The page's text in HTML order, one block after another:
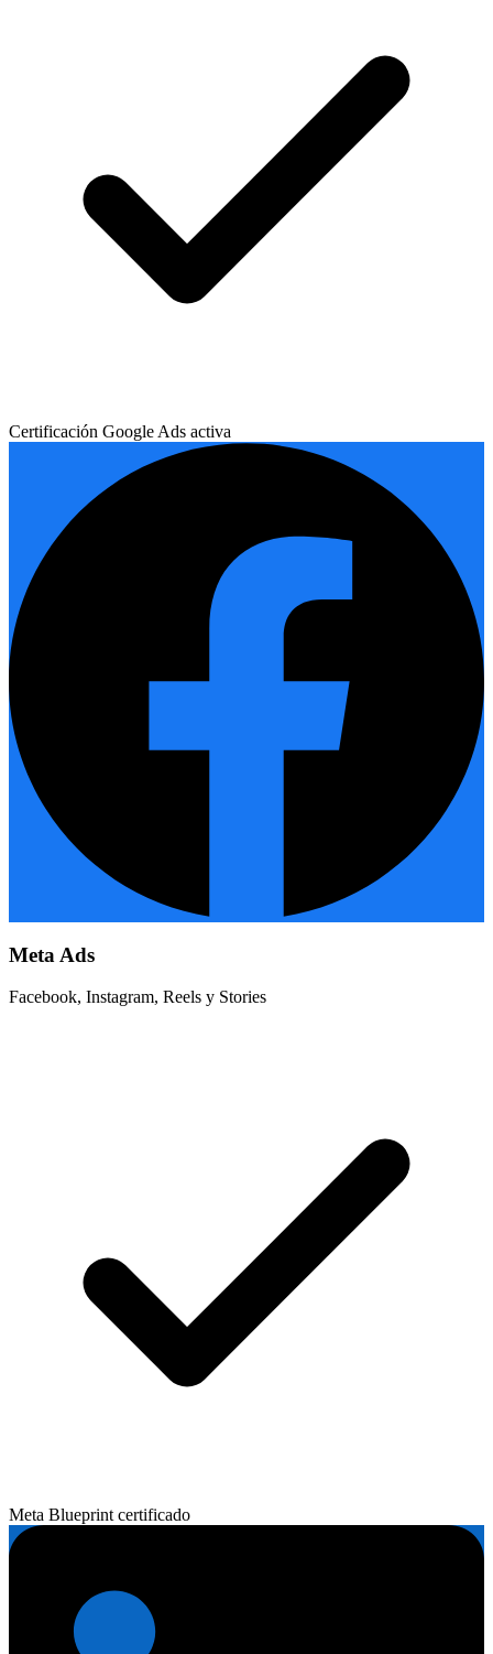
Certificación Google Ads activa
Meta Ads
Facebook, Instagram, Reels y Stories
Meta Blueprint certificado